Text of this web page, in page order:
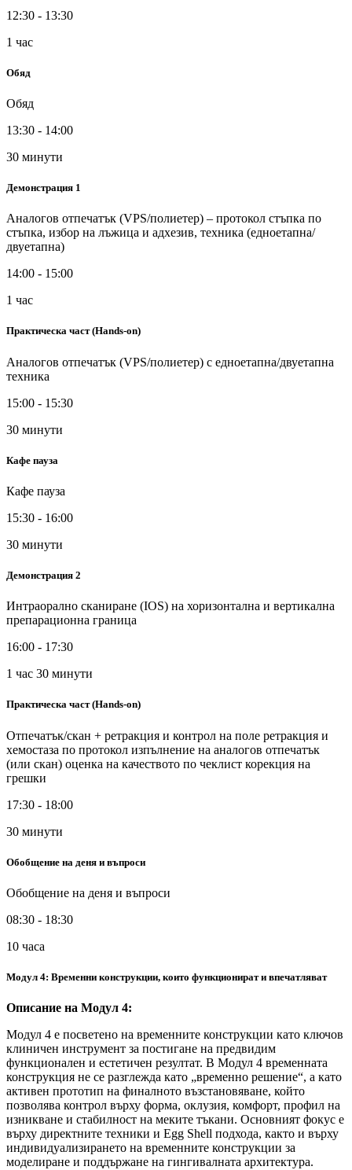
12:30 - 13:30
1 час
Обяд
Обяд
13:30 - 14:00
30 минути
Демонстрация 1
Аналогов отпечатък (VPS/полиетер) – протокол стъпка по
стъпка, избор на лъжица и адхезив, техника (едноетапна/
двуетапна)
14:00 - 15:00
1 час
Практическа част (Hands-on)
Аналогов отпечатък (VPS/полиетер) с едноетапна/двуетапна
техника
15:00 - 15:30
30 минути
Кафе пауза
Кафе пауза
15:30 - 16:00
30 минути
Демонстрация 2
Интраорално сканиране (IOS) на хоризонтална и вертикална
препарационна граница
16:00 - 17:30
1 час 30 минути
Практическа част (Hands-on)
Отпечатък/скан + ретракция и контрол на поле ретракция и
хемостаза по протокол изпълнение на аналогов отпечатък
(или скан) оценка на качеството по чеклист корекция на
грешки
17:30 - 18:00
30 минути
Обобщение на деня и въпроси
Обобщение на деня и въпроси
08:30 - 18:30
10 часа
Модул 4: Временни конструкции, които функционират и впечатляват
Описание на Модул 4:
Модул 4 е посветено на временните конструкции като ключов
клиничен инструмент за постигане на предвидим
функционален и естетичен резултат. В Модул 4 временната
конструкция не се разглежда като „временно решение“, а като
активен прототип на финалното възстановяване, който
позволява контрол върху форма, оклузия, комфорт, профил на
изникване и стабилност на меките тъкани. Основният фокус е
върху директните техники и Egg Shell подхода, както и върху
индивидуализирането на временните конструкции за
моделиране и поддържане на гингивалната архитектура.